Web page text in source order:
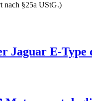
nach §25a UStG.)
Jaguar E-Type